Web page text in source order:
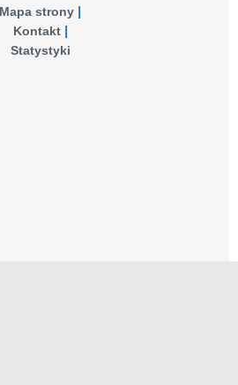
Mapa strony
Kontakt
Statystyki